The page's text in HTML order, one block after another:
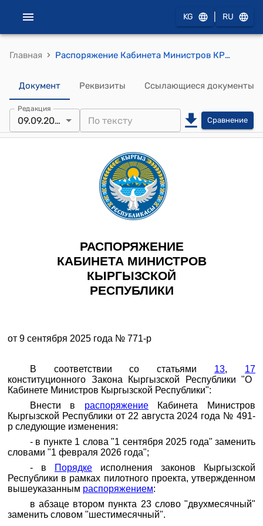
KG RU
Главная › Распоряжение Кабинета Министров КР от 9 сентября 2025 года № 771-р (О внесении изменений в распоряжение Кабинета Министров Кыргызской Республики от 22 августа 2024 года № 491-р)
Документ Реквизиты Ссылающиеся документы
Редакция
09.09.2025 Сравнение